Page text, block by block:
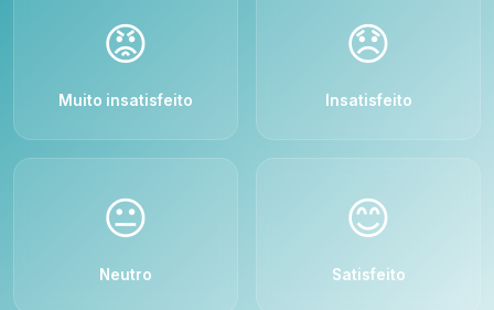
😡
Muito insatisfeito
😞
Insatisfeito
😐
Neutro
😊
Satisfeito